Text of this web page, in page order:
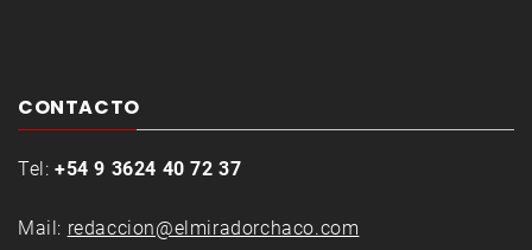
CONTACTO
Tel: +54 9 3624 40 72 37
Mail: redaccion@elmiradorchaco.com